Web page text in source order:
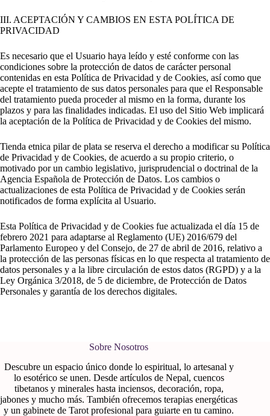
III. ACEPTACIÓN Y CAMBIOS EN ESTA POLÍTICA DE
PRIVACIDAD
Es necesario que el Usuario haya leído y esté conforme con las
condiciones sobre la protección de datos de carácter personal
contenidas en esta Política de Privacidad y de Cookies, así como que
acepte el tratamiento de sus datos personales para que el Responsable
del tratamiento pueda proceder al mismo en la forma, durante los
plazos y para las finalidades indicadas. El uso del Sitio Web implicará
la aceptación de la Política de Privacidad y de Cookies del mismo.
Tienda etnica pilar de plata se reserva el derecho a modificar su Política
de Privacidad y de Cookies, de acuerdo a su propio criterio, o
motivado por un cambio legislativo, jurisprudencial o doctrinal de la
Agencia Española de Protección de Datos. Los cambios o
actualizaciones de esta Política de Privacidad y de Cookies serán
notificados de forma explícita al Usuario.
Esta Política de Privacidad y de Cookies fue actualizada el día 15 de
febrero 2021 para adaptarse al Reglamento (UE) 2016/679 del
Parlamento Europeo y del Consejo, de 27 de abril de 2016, relativo a
la protección de las personas físicas en lo que respecta al tratamiento de
datos personales y a la libre circulación de estos datos (RGPD) y a la
Ley Orgánica 3/2018, de 5 de diciembre, de Protección de Datos
Personales y garantía de los derechos digitales.
Sobre Nosotros
Descubre un espacio único donde lo espiritual, lo artesanal y
lo esotérico se unen. Desde artículos de Nepal, cuencos
tibetanos y minerales hasta inciensos, decoración, ropa,
jabones y mucho más. También ofrecemos terapias energéticas
y un gabinete de Tarot profesional para guiarte en tu camino.